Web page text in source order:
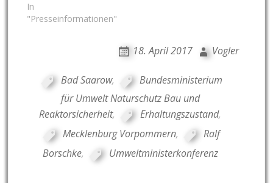
In
"Presseinformationen"
18. April 2017 Vogler
Bad Saarow,
Bundesministerium
für Umwelt Naturschutz Bau und
Reaktorsicherheit, Erhaltungszustand,
Mecklenburg Vorpommern,
Ralf
Borschke, Umweltministerkonferenz